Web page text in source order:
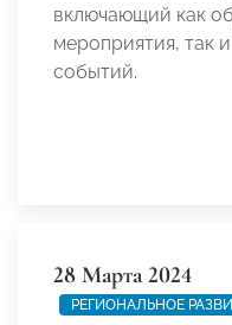
включающий как
мероприятия, так
событий.
28 Марта 2024
РЕГИОНАЛЬНОЕ